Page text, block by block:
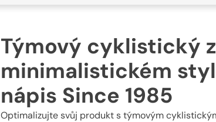
Týmový cyklistický
minimalistickém
nápis Since 1985
Optimalizujte svůj produkt s týmovým